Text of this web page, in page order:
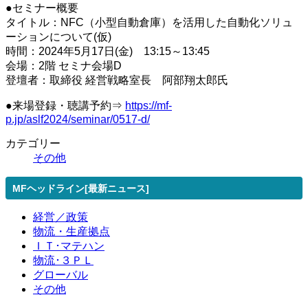
●セミナー概要
タイトル：NFC（小型自動倉庫）を活用した自動化ソリュ
ーションについて(仮)
時間：2024年5月17日(金) 13:15～13:45
会場：2階 セミナ会場D
登壇者：取締役 経営戦略室長 阿部翔太郎氏
●来場登録・聴講予約⇒ https://mf-
p.jp/aslf2024/seminar/0517-d/
カテゴリー
その他
MFヘッドライン[最新ニュース]
経営／政策
物流・生産拠点
ＩＴ･マテハン
物流･３ＰＬ
グローバル
その他